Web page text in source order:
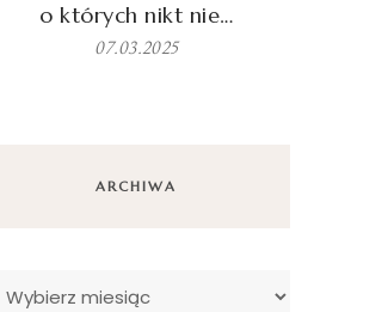
o których nikt nie…
07.03.2025
ARCHIWA